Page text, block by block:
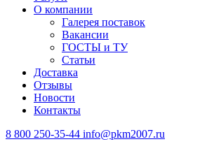
О компании
Галерея поставок
Вакансии
ГОСТЫ и ТУ
Статьи
Доставка
Отзывы
Новости
Контакты
8 800 250-35-44 info@pkm2007.ru